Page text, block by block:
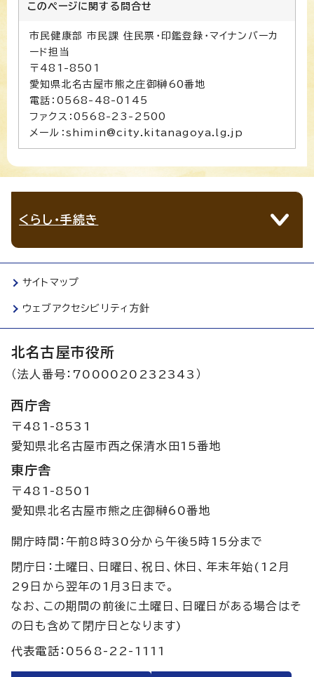
このページに関する 問合せ
市民健康部 市民課 住民票・印鑑登録・マイナンバーカ
ード担当
〒481-8501
愛知県北名古屋市熊之庄御榊60番地
電話：0568-48-0145
ファクス：0568-23-2500
メール：shimin@city.kitanagoya.lg.jp
くらし・手続き
サイトマップ
ウェブアクセシビリティ方針
北名古屋市役所
（法人番号：7000020232343）
西庁舎
〒481-8531
愛知県北名古屋市西之保清水田15番地
東庁舎
〒481-8501
愛知県北名古屋市熊之庄御榊60番地
開庁時間：午前8時30分から午後5時15分まで
閉庁日：土曜日、日曜日、祝日、休日、年末年始(12月
29日から翌年の1月3日まで。
なお、この期間の前後に土曜日、日曜日がある場合はそ
の日も含めて閉庁日となります)
代表電話：0568-22-1111